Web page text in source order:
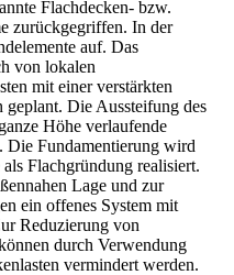
Flachdecken- bzw.
zurückgegriffen. In der
auf. Das
von lokalen
mit einer verstärkten
Die Aussteifung des
Höhe verlaufende
Die Fundamentierung wird
Flachgründung realisiert.
Lage und zur
ein offenes System mit
Reduzierung von
durch Verwendung
vermindert werden.